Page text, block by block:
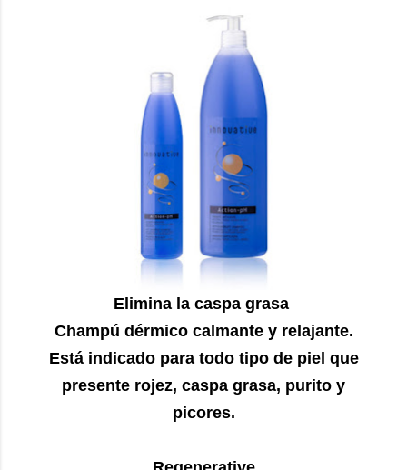
Elimina la caspa grasa
Champú dérmico calmante y relajante.
Está indicado para todo tipo de piel que
presente rojez, caspa grasa, purito y
picores.